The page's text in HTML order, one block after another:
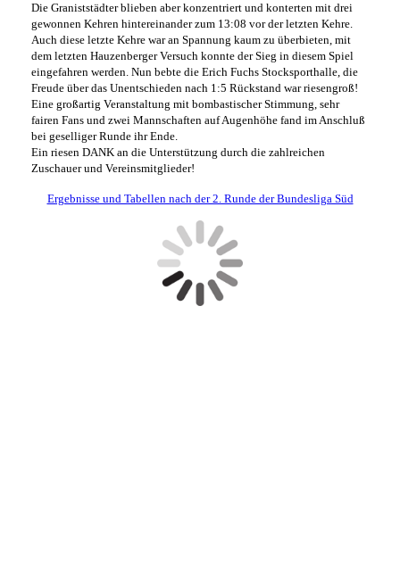
Die Graniststädter blieben aber konzentriert und konterten mit drei
gewonnen Kehren hintereinander zum 13:08 vor der letzten Kehre.
Auch diese letzte Kehre war an Spannung kaum zu überbieten, mit
dem letzten Hauzenberger Versuch konnte der Sieg in diesem Spiel
eingefahren werden. Nun bebte die Erich Fuchs Stocksporthalle, die
Freude über das Unentschieden nach 1:5 Rückstand war riesengroß!
Eine großartig Veranstaltung mit bombastischer Stimmung, sehr
fairen Fans und zwei Mannschaften auf Augenhöhe fand im Anschluß
bei geselliger Runde ihr Ende.
Ein riesen DANK an die Unterstützung durch die zahlreichen
Zuschauer und Vereinsmitglieder!
Ergebnisse und Tabellen nach der 2. Runde der Bundesliga Süd